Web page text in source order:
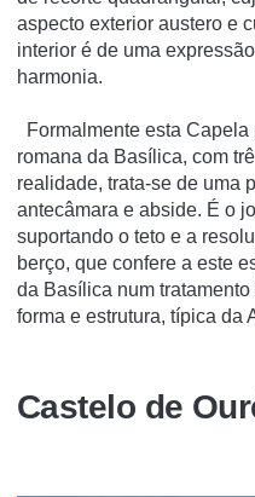
aspecto exterior austero e
interior é de uma
harmonia.
Formalmente esta
romana da Basílica, com
realidade, trata-se de uma
antecâmara e abside. É o
suportando o teto e a
berço, que confere a este
da Basílica num
forma e estrutura, típica da
Castelo de